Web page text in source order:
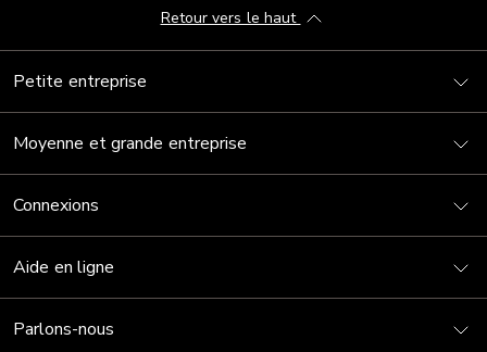
Petite entreprise
Moyenne et grande entreprise
Connexions
Aide en ligne
Parlons-nous
Retour vers le haut